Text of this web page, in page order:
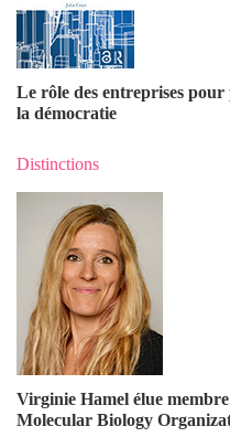
Le rôle des entreprises
la démocratie
Distinctions
Virginie Hamel élue
Molecular Biology